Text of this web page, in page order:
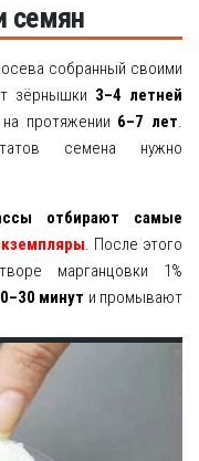
семян
собранный своими
зёрнышки 3–4 летней
протяжении 6–7 лет.
семена нужно
отбирают самые
. После этого
марганцовки 1%
минут и промывают